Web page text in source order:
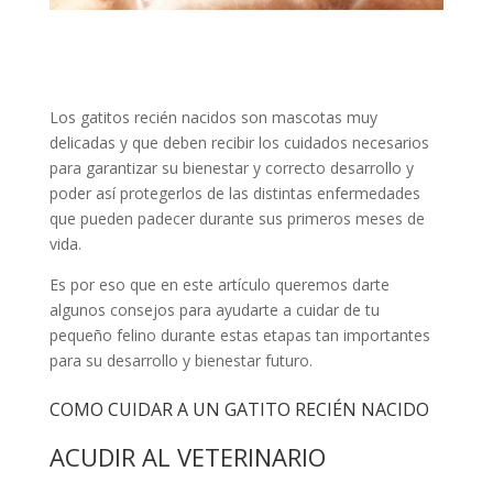
Los gatitos recién nacidos son mascotas muy
delicadas y que deben recibir los cuidados necesarios
para garantizar su bienestar y correcto desarrollo y
poder así protegerlos de las distintas enfermedades
que pueden padecer durante sus primeros meses de
vida.
Es por eso que en este artículo queremos darte
algunos consejos para ayudarte a cuidar de tu
pequeño felino durante estas etapas tan importantes
para su desarrollo y bienestar futuro.
COMO CUIDAR A UN GATITO RECIÉN NACIDO
ACUDIR AL VETERINARIO